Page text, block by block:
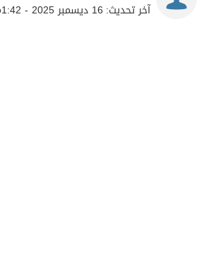
آخر تحديث: 16 ديسمبر 2025 - 1:42م